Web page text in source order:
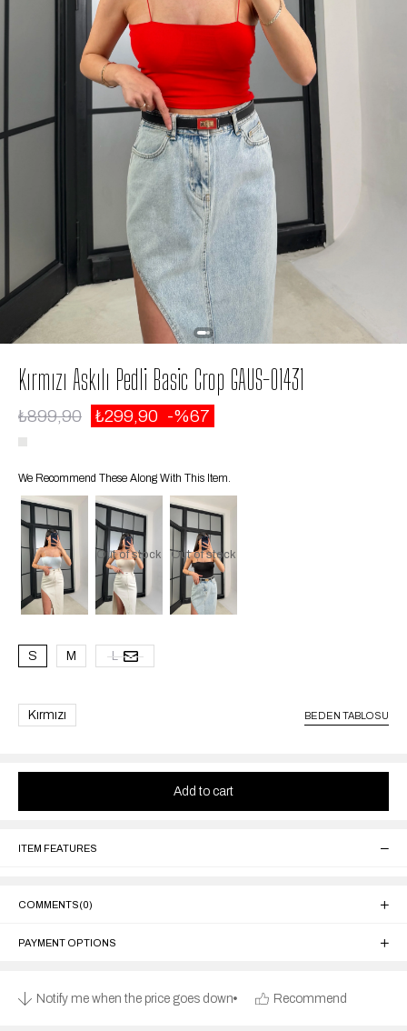
Kırmızı Askılı Pedli Basic Crop GAUS-01431
₺899,90 ₺299,90 67
We Recommend These Along With This Item.
Out of stock Out of stock
S M L
Kırmızı BEDEN TABLOSU
ITEM FEATURES
COMMENTS(0)
PAYMENT OPTIONS
Notify me when the price goes down Recommend